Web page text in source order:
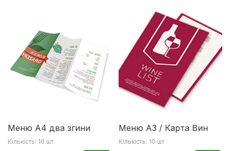
Меню А4 два згини
Кількість: 10 шт
Меню А3 / Карта Вин
Кількість: 10 шт